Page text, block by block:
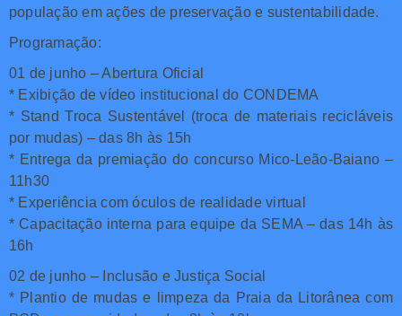
população em ações de preservação e sustentabilidade.
Programação:
01 de junho – Abertura Oficial
* Exibição de vídeo institucional do CONDEMA
* Stand Troca Sustentável (troca de materiais recicláveis
por mudas) – das 8h às 15h
* Entrega da premiação do concurso Mico-Leão-Baiano –
11h30
* Experiência com óculos de realidade virtual
* Capacitação interna para equipe da SEMA – das 14h às
16h
02 de junho – Inclusão e Justiça Social
* Plantio de mudas e limpeza da Praia da Litorânea com